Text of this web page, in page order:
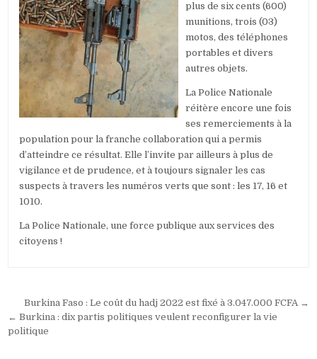
plus de six cents (600)
munitions, trois (03)
motos, des téléphones
portables et divers
autres objets.
La Police Nationale
réitère encore une fois
ses remerciements à la
population pour la franche collaboration qui a permis
d’atteindre ce résultat. Elle l’invite par ailleurs à plus de
vigilance et de prudence, et à toujours signaler les cas
suspects à travers les numéros verts que sont : les 17, 16 et
1010.
La Police Nationale, une force publique aux services des
citoyens !
Navigation
de
l’article
Burkina Faso : Le coût du hadj 2022 est fixé à 3.047.000 FCFA →
← Burkina : dix partis politiques veulent reconfigurer la vie
politique